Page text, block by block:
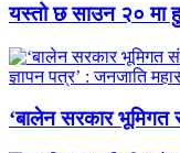
यस्तो छ साउन २० मा
‘बालेन सरकार भूमिगत